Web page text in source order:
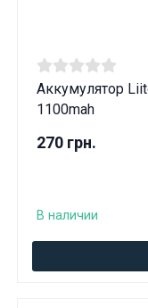
Аккумулятор
1100mah
270 грн.
В наличии